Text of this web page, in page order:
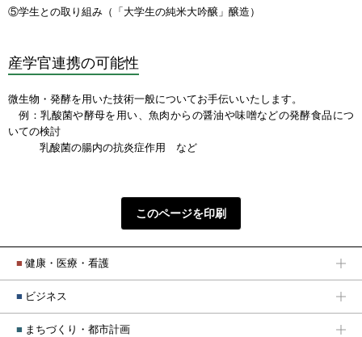
⑤学生との取り組み（「大学生の純米大吟醸」醸造）
産学官連携の可能性
微生物・発酵を用いた技術一般についてお手伝いいたします。
例：乳酸菌や酵母を用い、魚肉からの醤油や味噌などの発酵食品につ
いての検討
乳酸菌の腸内の抗炎症作用 など
このページを印刷
■ 健康・医療・看護
■ ビジネス
■ まちづくり・都市計画